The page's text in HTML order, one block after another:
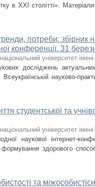
в ХХІ столітті».
тренди, потреби:
конференції. 31
університет
досліджень
науково-
студентської та
університет
наукової інтернет-
формування здорового
та